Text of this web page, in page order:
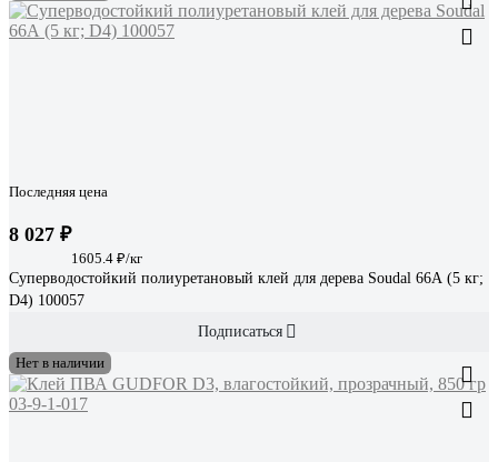
Последняя цена
8 027 ₽
1605.4 ₽/кг
Суперводостойкий полиуретановый клей для дерева Soudal 66А (5 кг;
D4) 100057
Подписаться
Нет в наличии